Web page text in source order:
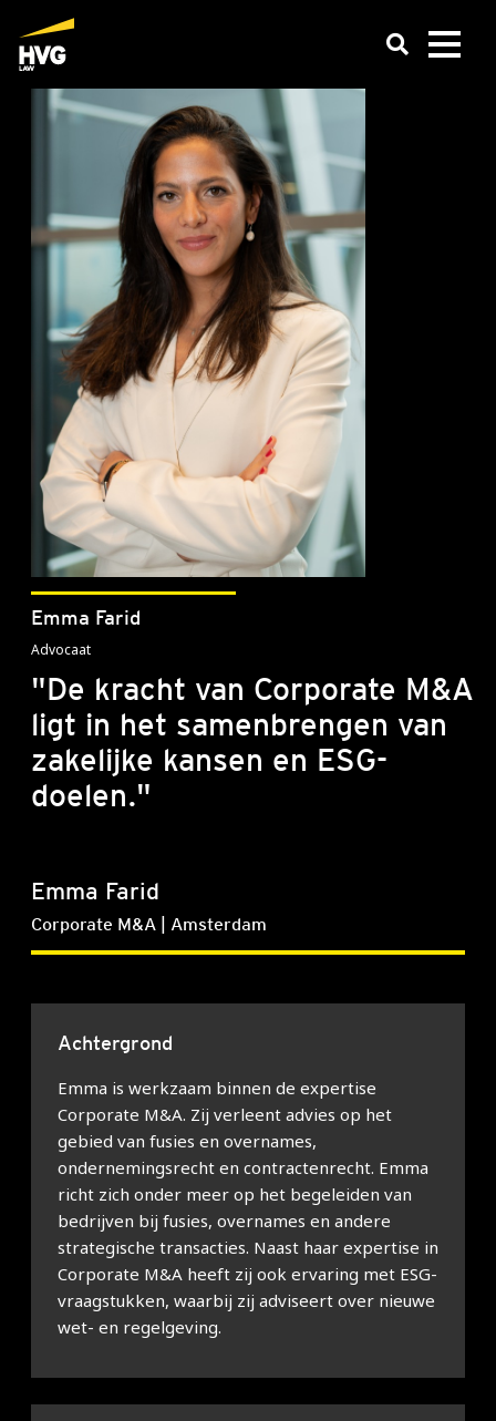
"De kracht van Corporate M&A
ligt in het samenbrengen van
zakelijke kansen en ESG-
doelen."
Emma Farid
Advocaat
Emma Farid
Corporate M&A | Amsterdam
Achtergrond
Emma is werkzaam binnen de expertise
Corporate M&A. Zij verleent advies op het
gebied van fusies en overnames,
ondernemingsrecht en contractenrecht. Emma
richt zich onder meer op het begeleiden van
bedrijven bij fusies, overnames en andere
strategische transacties. Naast haar expertise in
Corporate M&A heeft zij ook ervaring met ESG-
vraagstukken, waarbij zij adviseert over nieuwe
wet- en regelgeving.